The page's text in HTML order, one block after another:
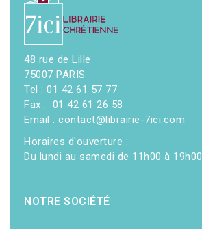
48 rue de Lille
75007 PARIS
Tel : 01 42 61 57 77
Fax : 01 42 61 26 58
Email : contact@librairie-7ici.com
Horaires d'ouverture :
Du lundi au samedi de 11h00 à 19h00
NOTRE SOCIÉTÉ